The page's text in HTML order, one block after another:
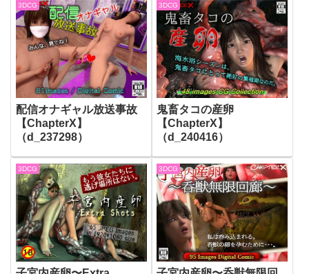
3DCG
配信オナギャル放送事故
【ChapterX】
（d_237298）
3DCG
鬼畜タコの産卵
【ChapterX】
（d_240416）
3DCG 3DCG